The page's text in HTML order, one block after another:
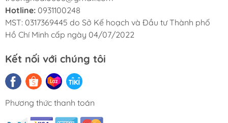
Công Nghệ Bảo Quản Đột Phá Duy Trì Sự Tươi
Ngon Ở Môi Trường Chân Không 0,8 atm
sự đột phá trong công nghệ của Hitachi mang
đến khả năng bảo quản thực phẩm tối ưu.
được áp suất ở ngưỡng 0,8 atm (áp suất khí
Hotline: 0931100248
MST: 0317369445 do Sở Kế hoạch và Đầu tư Thành phố
Hồ Chí Minh cấp ngày 04/07/2022
Kết nối với chúng tôi
Phương thức thanh toán